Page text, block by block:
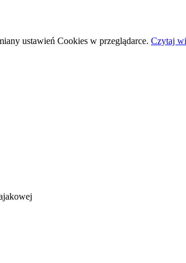
ustawień Cookies w przeglądarce. Czytaj